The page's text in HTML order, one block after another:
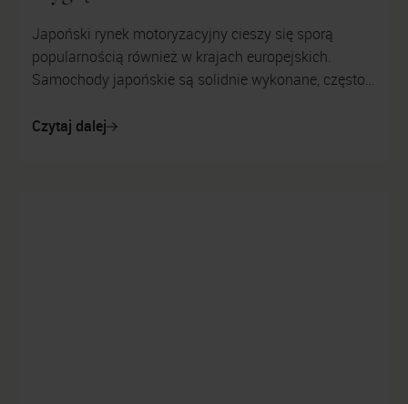
Japoński rynek motoryzacyjny cieszy się sporą
popularnością również w krajach europejskich.
Samochody japońskie są solidnie wykonane, często
Czytaj dalej